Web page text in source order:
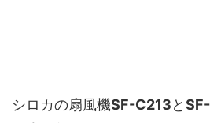
シロカの扇風機SF-C213と